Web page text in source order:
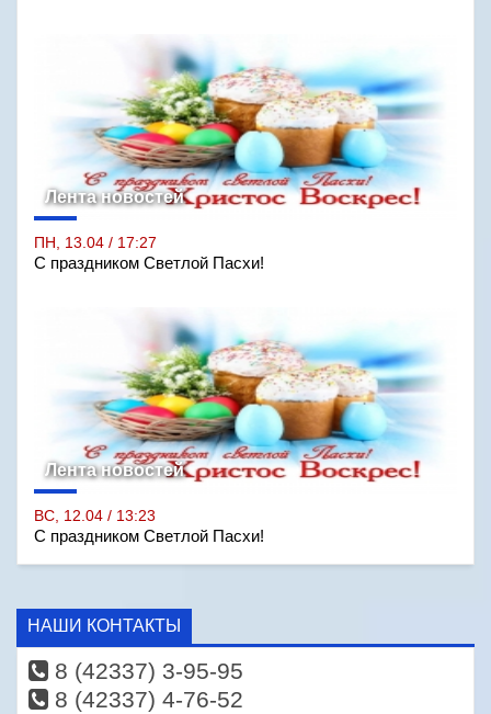
Лента новостей
ПН, 13.04 / 17:27
С праздником Светлой Пасхи!
Лента новостей
ВС, 12.04 / 13:23
С праздником Светлой Пасхи!
НАШИ КОНТАКТЫ
8 (42337) 3-95-95
8 (42337) 4-76-52